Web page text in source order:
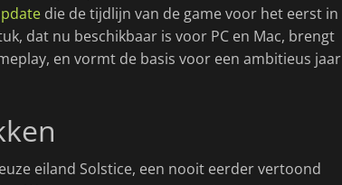
die de tijdlijn van de game voor het eerst in
dat nu beschikbaar is voor PC en Mac, brengt
en vormt de basis voor een ambitieus jaar
eiland Solstice, een nooit eerder vertoond